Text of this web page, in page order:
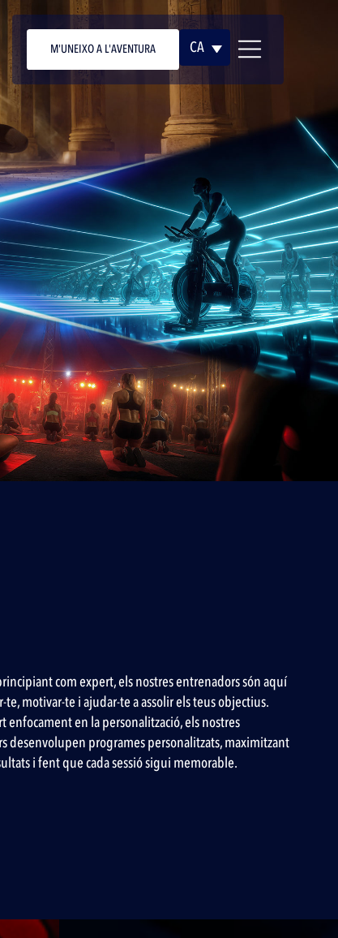
M'UNEIXO A L'AVENTURA CA
com expert, els nostres entrenadors són aquí
te, motivar-te i ajudar-te a assolir els teus objectius.
enfocament en la personalització, els nostres
desenvolupen programes personalitzats, maximitzant
i fent que cada sessió sigui memorable.